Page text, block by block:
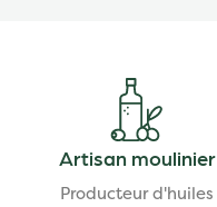
Artisan moulinier
Producteur d'huiles